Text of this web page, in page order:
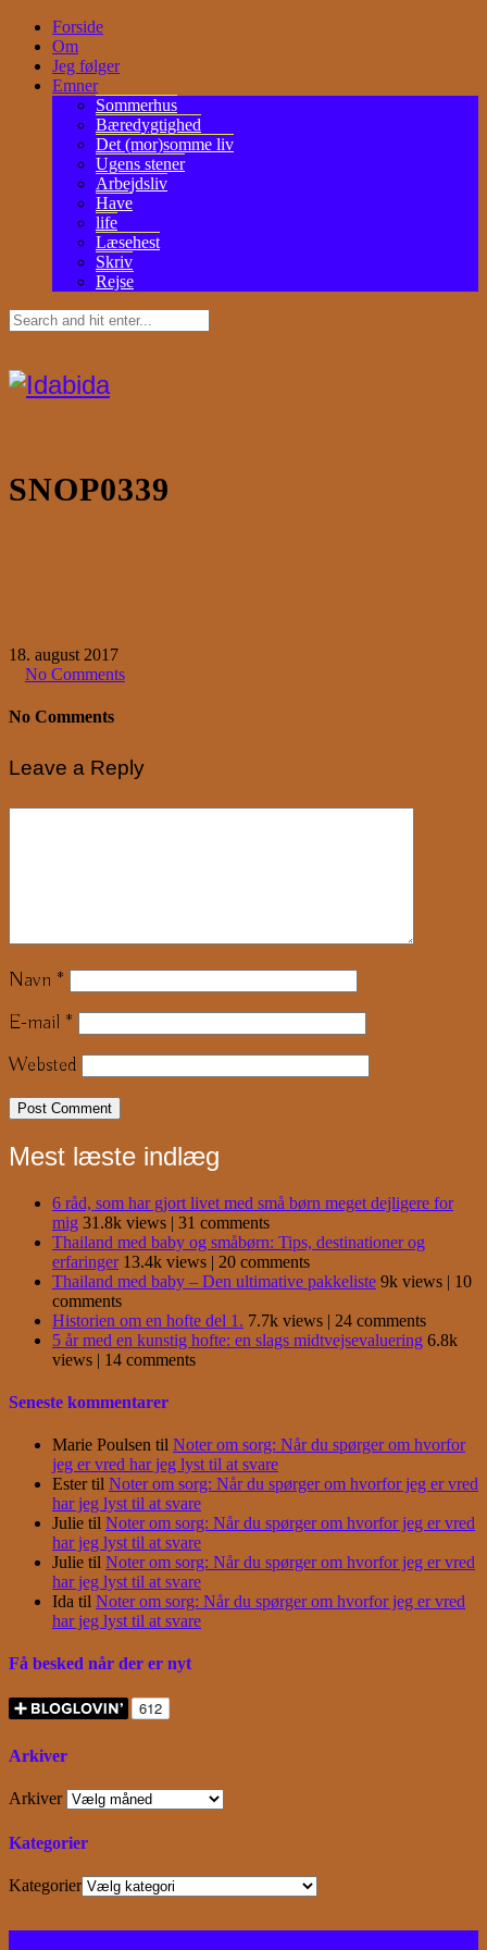
Forside
Om
Jeg følger
Emner
Sommerhus
Bæredygtighed
Det (mor)somme liv
Ugens stener
Arbejdsliv
Have
life
Læsehest
Skriv
Rejse
SNOP0339
18. august 2017
No Comments
No Comments
Leave a Reply
Navn *
E-mail *
Websted
Mest læste indlæg
6 råd, som har gjort livet med små børn meget dejligere for
mig 31.8k views | 31 comments
Thailand med baby og småbørn: Tips, destinationer og
erfaringer 13.4k views | 20 comments
Thailand med baby – Den ultimative pakkeliste 9k views | 10
comments
Historien om en hofte del 1. 7.7k views | 24 comments
5 år med en kunstig hofte: en slags midtvejsevaluering 6.8k
views | 14 comments
Seneste kommentarer
Marie Poulsen til Noter om sorg: Når du spørger om hvorfor
jeg er vred har jeg lyst til at svare
Estertil Noter om sorg: Når du spørger om hvorfor jeg er vred
har jeg lyst til at svare
Julie til Noter om sorg: Når du spørger om hvorfor jeg er vred
har jeg lyst til at svare
Julie til Noter om sorg: Når du spørger om hvorfor jeg er vred
har jeg lyst til at svare
Ida til Noter om sorg: Når du spørger om hvorfor jeg er vred
har jeg lyst til at svare
Få besked når der er nyt
Arkiver
Arkiver
Kategorier
Kategorier